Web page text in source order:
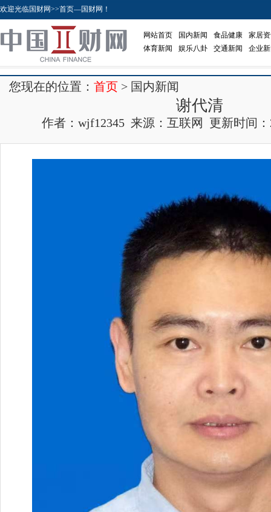
欢迎光临国财网>>首页—国财网！
网站首页 国内新闻 食品健康
家居
体育新闻
娱乐八卦 交通新闻 企业
您现在的位置： 首页 > 国内新闻
谢代清
作者：wjf12345 来源：互联网 更新时间：